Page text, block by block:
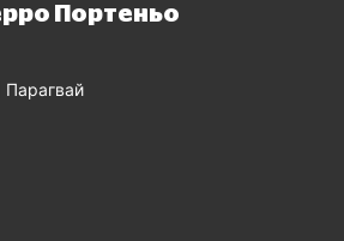
Портеньо
Парагвай